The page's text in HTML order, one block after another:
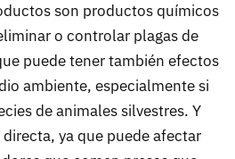
son productos químicos
o controlar plagas de
puede tener también efectos
ambiente, especialmente si
de animales silvestres. Y
ya que puede afectar